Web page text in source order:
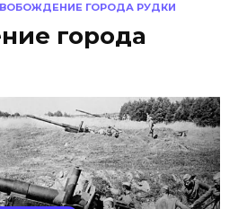
ГОРОДА РУДКИ
города